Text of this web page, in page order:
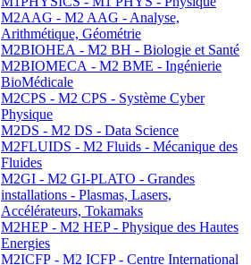
M2AAG - M2 AAG - Analyse,
Arithmétique, Géométrie
M2BIOHEA - M2 BH - Biologie et Santé
M2BIOMECA - M2 BME - Ingénierie
BioMédicale
M2CPS - M2 CPS - Système Cyber
Physique
M2DS - M2 DS - Data Science
M2FLUIDS - M2 Fluids - Mécanique des
Fluides
M2GI - M2 GI-PLATO - Grandes
installations - Plasmas, Lasers,
Accélérateurs, Tokamaks
M2HEP - M2 HEP - Physique des Hautes
Energies
M2ICFP - M2 ICFP - Centre International